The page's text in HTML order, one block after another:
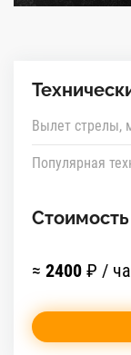
Вылет стрелы,
Популярная
Стоимость
≈ 2400 ₽ /